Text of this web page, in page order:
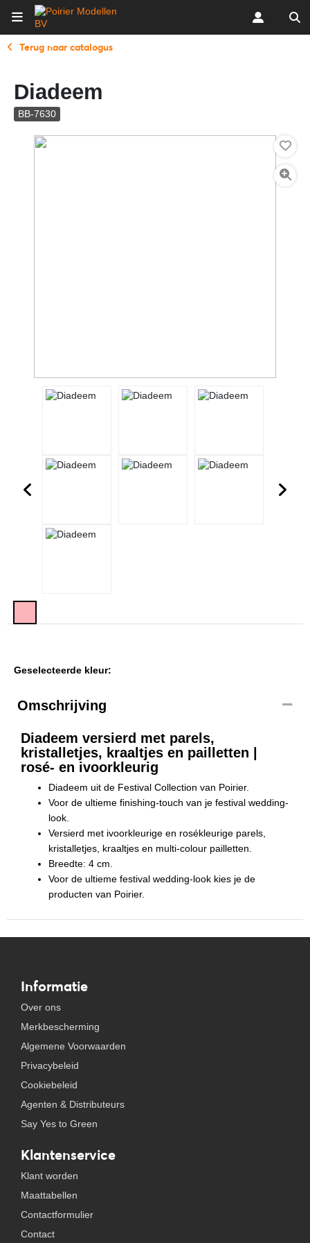
Terug naar catalogus
Diadeem
BB-7630
Geselecteerde kleur:
Omschrijving
Diadeem versierd met parels,
kristalletjes, kraaltjes en pailletten |
rosé- en ivoorkleurig
Diadeem uit de Festival Collection van Poirier.
Voor de ultieme finishing-touch van je festival wedding-
look.
Versierd met ivoorkleurige en rosékleurige parels,
kristalletjes, kraaltjes en multi-colour pailletten.
Breedte: 4 cm.
Voor de ultieme festival wedding-look kies je de
producten van Poirier.
Informatie
Over ons
Merkbescherming
Algemene Voorwaarden
Privacybeleid
Cookiebeleid
Agenten & Distributeurs
Say Yes to Green
Klantenservice
Klant worden
Maattabellen
Contactformulier
Contact